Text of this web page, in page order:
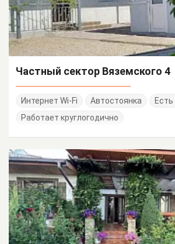
Частный сектор Вяземского 4
Интернет Wi-Fi Автостоянка
Работает круглогодично